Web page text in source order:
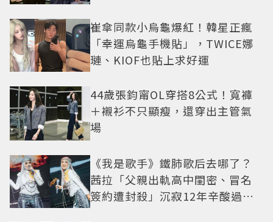
崔傘同款小烏龜爆紅！韓星正瘋
「幸運烏龜手機貼」，TWICE娜
璉、KIOF也貼上求好運
44歲張鈞甯OL穿搭8公式！寬褲
＋襯衫不只顯瘦，還穿出主管氣
場
《我是歌手》鐵肺歌后去哪了？
茜拉「父親出軌高中閨密、冒名
簽約遭封殺」沉寂12年辛酸過往